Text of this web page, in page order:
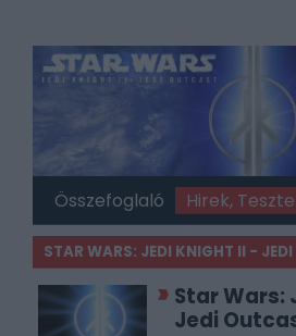
Összefoglaló Hirek,
STAR WARS: JEDI KNIGHT II -
Star Wars:
Jedi